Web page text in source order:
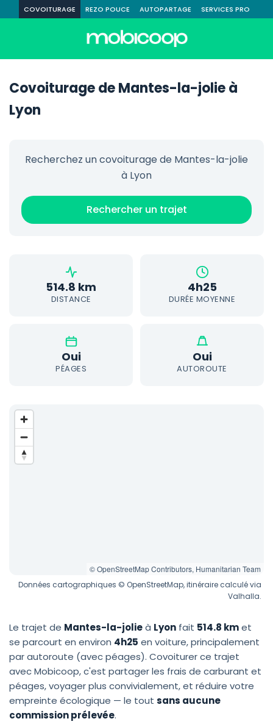
COVOITURAGE REZO POUCE AUTOPARTAGE SERVICES PRO
Covoiturage de Mantes-la-jolie à
Lyon
Recherchez un covoiturage de Mantes-la-jolie
à Lyon
Rechercher un trajet
514.8 km
DISTANCE
4h25
DURÉE MOYENNE
Oui
PÉAGES
Oui
AUTOROUTE
© OpenStreetMap Contributors, Humanitarian Team
Données cartographiques © OpenStreetMap, itinéraire calculé via
Valhalla.
Le trajet de Mantes-la-jolieà Lyon fait 514.8 kmet
se parcourt en environ 4h25 en voiture, principalement
par autoroute (avec péages). Covoiturer ce trajet
avec Mobicoop, c'est partager les frais de carburant et
péages, voyager plus convivialement, et réduire votre
empreinte écologique — le tout sans aucune
commission prélevée.